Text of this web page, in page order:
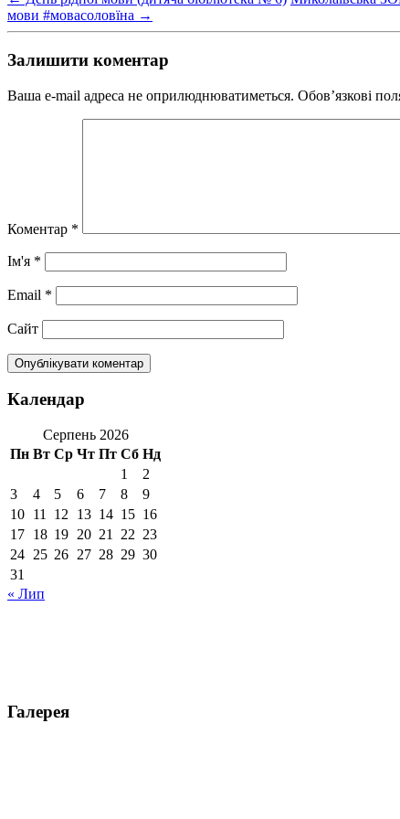
мови #мовасоловїна →
Залишити коментар
Ваша e-mail адреса не оприлюднюватиметься. Обов’язкові
Коментар *
Ім'я *
Email *
Сайт
Календар
Серпень 2026
Пн Вт Ср Чт Пт Сб Нд
1
2
3
4 5 6 7 8
9
10 11 12 13 14 15 16
17 18 19 20 21 22 23
24 25 26 27 28 29 30
31
« Лип
Галерея